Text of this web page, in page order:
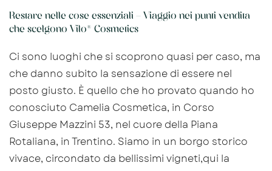
Restare nelle cose essenziali – Viaggio nei punti vendita
che scelgono Vilo® Cosmetics
Ci sono luoghi che si scoprono quasi per caso, ma
che danno subito la sensazione di essere nel
posto giusto. È quello che ho provato quando ho
conosciuto Camelia Cosmetica, in Corso
Giuseppe Mazzini 53, nel cuore della Piana
Rotaliana, in Trentino. Siamo in un borgo storico
vivace, circondato da bellissimi vigneti,qui la